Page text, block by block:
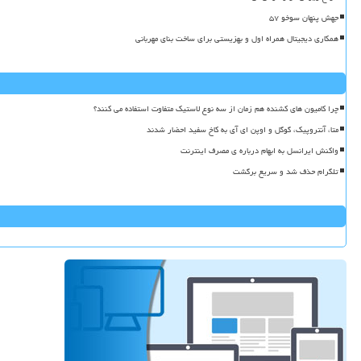
جهش پنهان سوخو ۵۷
همکاری دیجیتال همراه اول و بهزیستی برای ساخت بنای مهربانی
چرا کامیون های کشنده هم زمان از سه نوع لاستیک متفاوت استفاده می کنند؟
متا، آنتروپیک، گوگل و اوپن ای آی به کاخ سفید احضار شدند
واکنش ایرانسل به ابهام درباره ی مصرف اینترنت
تلگرام حذف شد و سریع برگشت